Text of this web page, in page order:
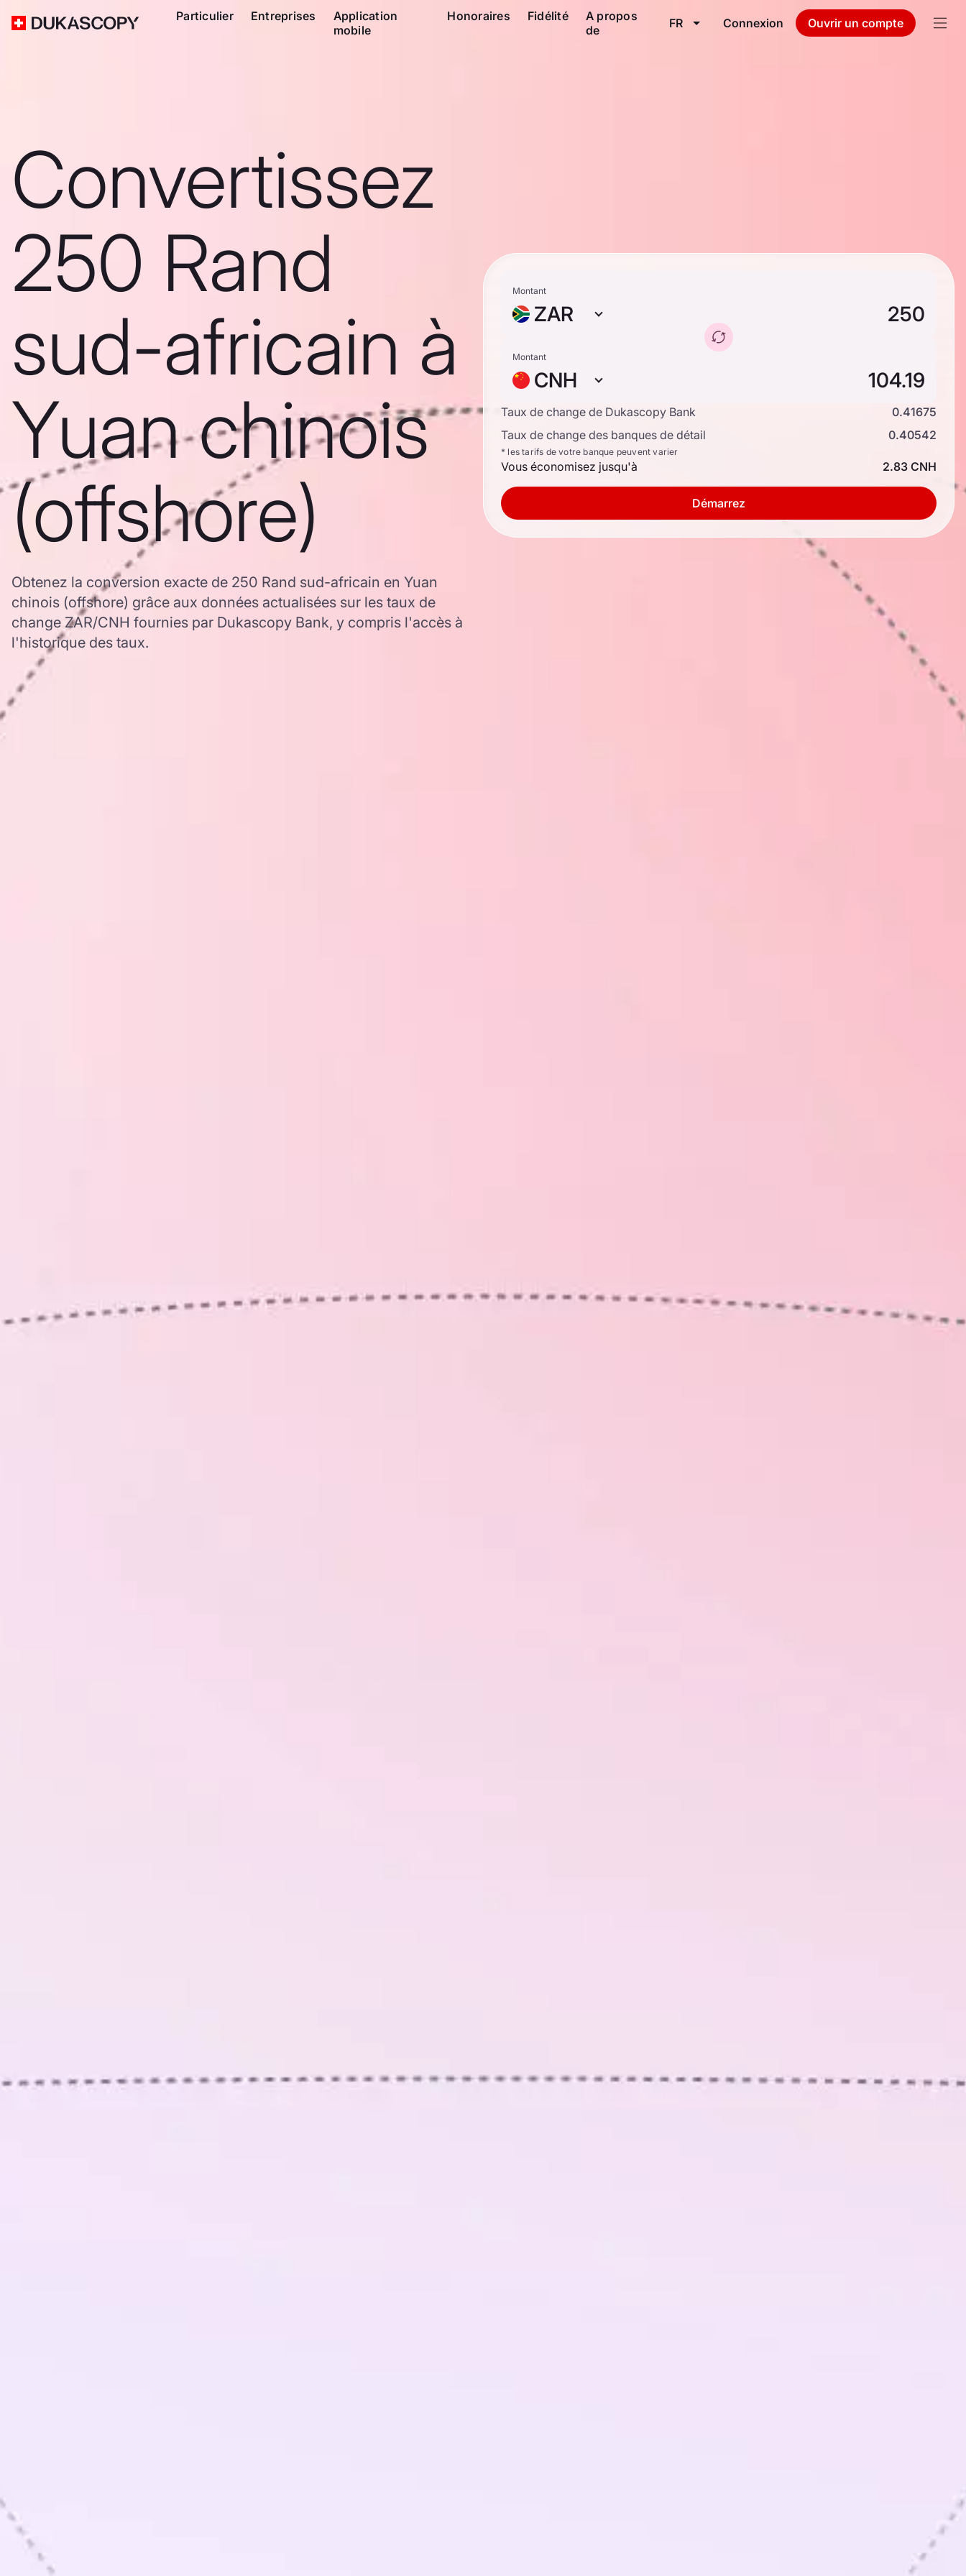
Particulier Entreprises
Application
mobile
Honoraires Fidélité
A propos
de
FR Connexion Ouvrir un compte
Convertissez
250 Rand
sud-africain à
Yuan chinois
(offshore)
Obtenez la conversion exacte de 250 Rand sud-africain en Yuan
chinois (offshore) grâce aux données actualisées sur les taux de
change ZAR/CNH fournies par Dukascopy Bank, y compris l'accès à
l'historique des taux.
Montant
ZAR
Montant
CNH
Taux de change de Dukascopy Bank
0.41675
Taux de change des banques de détail
0.40542
* les tarifs de votre banque peuvent varier
Vous économisez jusqu'à 2.83 CNH
Démarrez